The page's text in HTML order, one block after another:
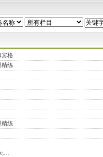
宾格
精练
精练